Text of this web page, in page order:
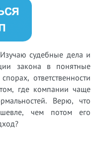
Изучаю судебные дела и
закона в понятные
ответственности
где компании чаще
Верю, что
чем потом его